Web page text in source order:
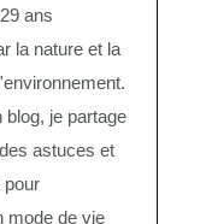
ans
la nature et la
je partage
astuces et
pour
mode de vie